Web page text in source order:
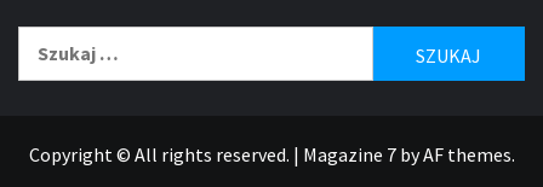
Copyright © All rights reserved. | Magazine 7by AF themes.